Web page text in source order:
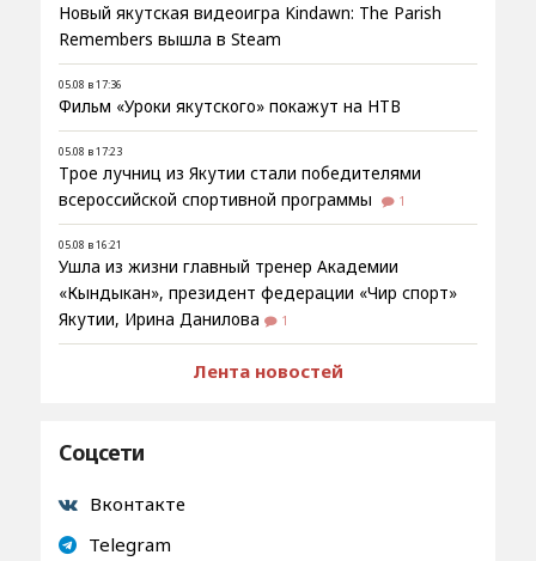
Новый якутская видеоигра Kindawn: The Parish
Remembers вышла в Steam
05.08 в 17:36
Фильм «Уроки якутского» покажут на НТВ
05.08 в 17:23
Трое лучниц из Якутии стали победителями
всероссийской спортивной программы
1
05.08 в 16:21
Ушла из жизни главный тренер Академии
«Кындыкан», президент федерации «Чир спорт»
Якутии, Ирина Данилова
1
Лента новостей
Соцсети
Вконтакте
Telegram